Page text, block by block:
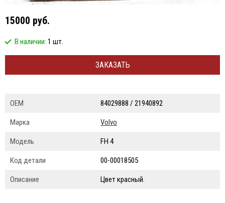
15000 руб.
В наличии: 1 шт.
ЗАКАЗАТЬ
ОЕМ 84029888 / 21940892
Марка Volvo
Модель FH 4
Код детали 00-00018505
Описание Цвет красный.